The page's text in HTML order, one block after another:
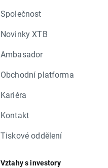
Společnost
Novinky XTB
Ambasador
Obchodní platforma
Kariéra
Kontakt
Tiskové oddělení
Vztahy s investory